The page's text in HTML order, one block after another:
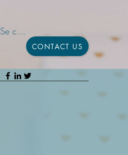
CONTACT US
Se connecter